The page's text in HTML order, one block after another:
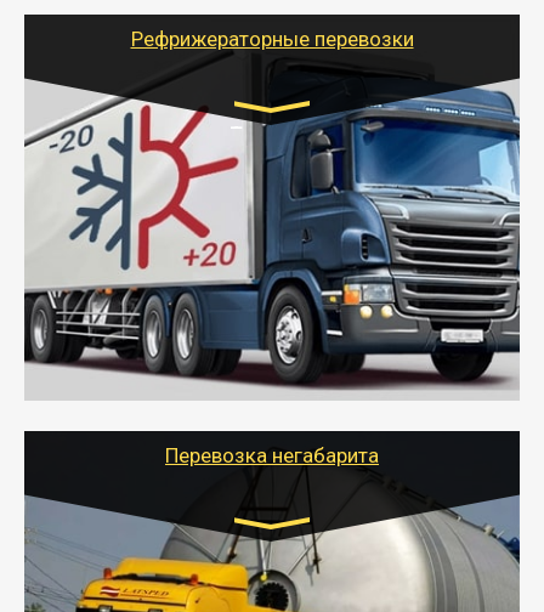
для погрузочно-разгрузочных работ при перевозке.
Рефрижераторные перевозки
Транспорт:
Газель (1,5 и 3 тонны), Бычок, Еврофура от 5 до
10 тонн
от 6000 руб.
- Рефрижераторные перевозки грузов с
соблюдением температурного режима, работающим
термописцем, санитарной обработкой кузова и мед.
книжкой у водителя.
- Тайгер Логистик поможет быстро перевезти
скоропортящиеся продукты в любой город России с
Перевозка негабарита
Цена за км. Рассчитывается
индивидуально